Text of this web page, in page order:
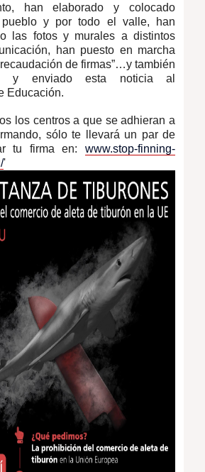
han elaborado y colocado
y por todo el valle, han
las fotos y murales a distintos
han puesto en marcha
de firmas”…y también
y enviado esta noticia al
Educación.
los centros a que se adhieran a
sólo te llevará un par de
tu firma en: www.stop-finning-
'